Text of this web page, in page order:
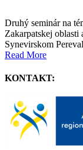
Druhý seminár na
Zakarpatskej
Synevirskom
Read More
KONTAKT: